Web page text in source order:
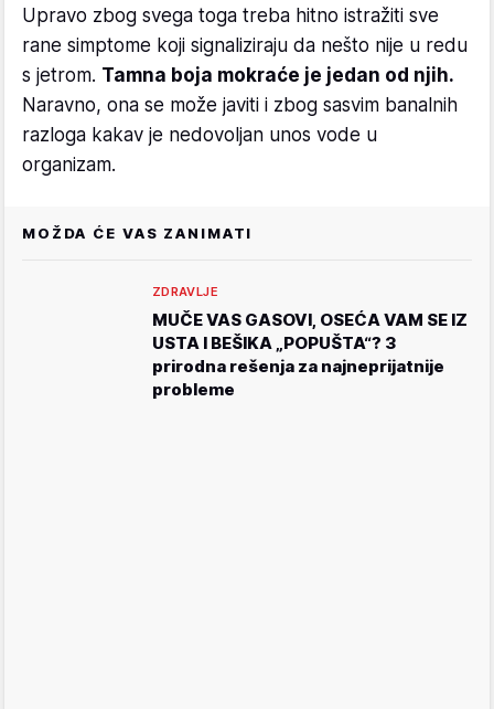
Upravo zbog svega toga treba hitno istražiti sve
rane simptome koji signaliziraju da nešto nije u redu
s jetrom. Tamna boja mokraće je jedan od njih.
Naravno, ona se može javiti i zbog sasvim banalnih
razloga kakav je nedovoljan unos vode u
organizam.
MOŽDA ĆE VAS ZANIMATI
ZDRAVLJE
MUČE VAS GASOVI, OSEĆA VAM SE IZ
USTA I BEŠIKA „POPUŠTA“? 3
prirodna rešenja za najneprijatnije
probleme